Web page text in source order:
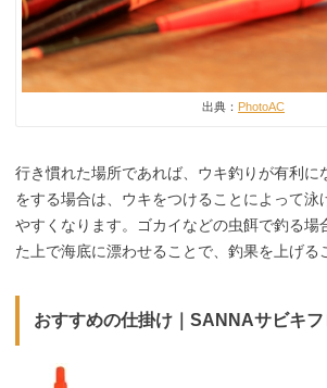
出典： PhotoAC
行き慣れた場所であれば、ウキ釣りが有利に
をする場合は、ウキをつけることによって泳
やすくなります。ゴカイなどの虫餌で釣る場
た上で海底に漂わせることで、釣果を上げる
おすすめの仕掛け｜ SANNAサビキ